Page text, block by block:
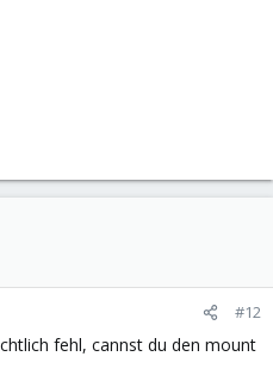
#12
fehl, cannst du den mount